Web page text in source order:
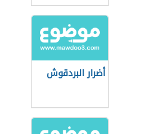
أضرار البردقوش